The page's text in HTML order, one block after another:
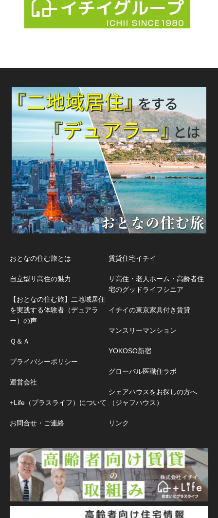
おとなの住む旅とは
自立型サ高住の魅力
【おとなの住む旅】二地域居住
を実践する体験者（デュアラ
ー）の声
Ｑ＆Ａ
プライバシーポリシー
運営会社
+Life（プラスライフ）について
お問合せ・ご連絡
賃貸住宅イチイ
サ高住・老人ホーム・高齢者住
宅のグッドライフシニア
イチイの東京家具付き賃貸
マンスリーマンション
YOKOSO新宿
グローバル医職住ラボ
シェアハウスをお探しの方へ
（ジャフハウス）
リンク